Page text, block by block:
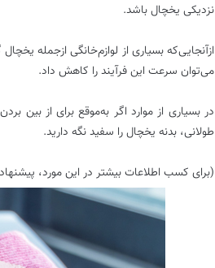
نزدیکی یخچال باشد.
می‌توان سرعت این فرآیند را کاهش داد.
در بسیاری از موارد اگر به‌موقع برای از بین
طولانی، بدنه یخچال را سفید نگه دارید.
(برای کسب اطلاعات بیشتر در این مورد،